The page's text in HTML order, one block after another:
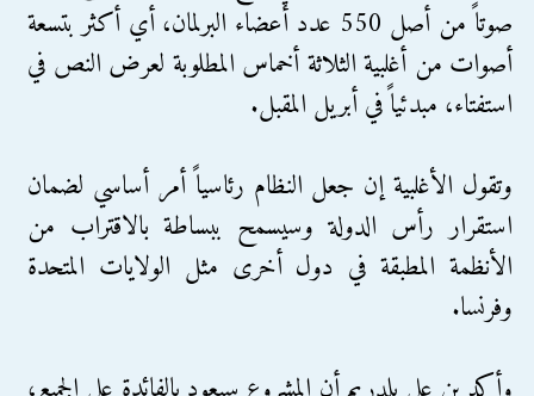
صوتاً من أصل 550 عدد أعضاء البرلمان، أي أكثر بتسعة
أصوات من أغلبية الثلاثة أخماس المطلوبة لعرض النص في
استفتاء، مبدئياً في أبريل المقبل.
وتقول الأغلبية إن جعل النظام رئاسياً أمر أساسي لضمان
استقرار رأس الدولة وسيسمح ببساطة بالاقتراب من
الأنظمة المطبقة في دول أخرى مثل الولايات المتحدة
وفرنسا.